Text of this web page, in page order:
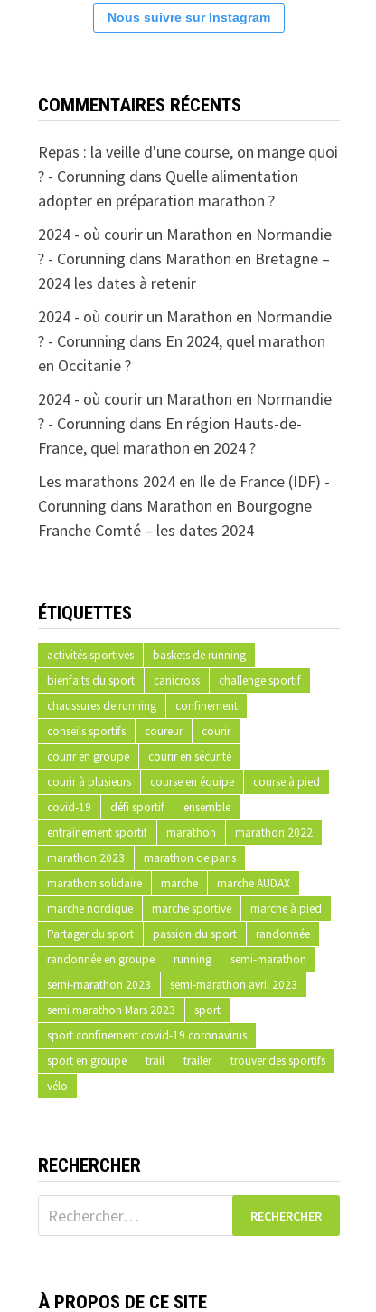
Nous suivre sur Instagram
COMMENTAIRES RÉCENTS
Repas : la veille d'une course, on mange quoi
? - Corunning dans Quelle alimentation
adopter en préparation marathon ?
2024 - où courir un Marathon en Normandie
? - Corunning dans Marathon en Bretagne –
2024 les dates à retenir
2024 - où courir un Marathon en Normandie
? - Corunning dans En 2024, quel marathon
en Occitanie ?
2024 - où courir un Marathon en Normandie
? - Corunning dans En région Hauts-de-
France, quel marathon en 2024 ?
Les marathons 2024 en Ile de France (IDF) -
Corunning dans Marathon en Bourgogne
Franche Comté – les dates 2024
ÉTIQUETTES
activités sportives
baskets de running
bienfaits du sport
canicross
challenge sportif
chaussures de running
confinement
conseils sportifs
coureur
courir
courir en groupe
courir en sécurité
courir à plusieurs
course en équipe
course à pied
covid-19
défi sportif
ensemble
entraînement sportif
marathon
marathon 2022
marathon 2023
marathon de paris
marathon solidaire
marche
marche AUDAX
marche nordique
marche sportive
marche à pied
Partager du sport
passion du sport
randonnée
randonnée en groupe
running
semi-marathon
semi-marathon 2023
semi-marathon avril 2023
semi marathon Mars 2023
sport
sport confinement covid-19 coronavirus
sport en groupe
trail trailer
trouver des sportifs
vélo
RECHERCHER
Rechercher :
À PROPOS DE CE SITE